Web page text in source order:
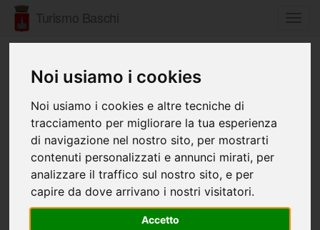
Noi usiamo i cookies
Noi usiamo i cookies e altre tecniche di
tracciamento per migliorare la tua esperienza
di navigazione nel nostro sito, per mostrarti
contenuti personalizzati e annunci mirati, per
analizzare il traffico sul nostro sito, e per
capire da dove arrivano i nostri visitatori.
Accetto
Turismo Baschi
CHIESA DI SAN NICOLO'
Dell'architetto Ippolito Scalza, in pietra arenaria locale,
conserva oltre alle reliquie del Santo anche un pregevole
trittico di Giovanni di Paolo (1440). Da notare anche l'orga...
Leggi Tutto